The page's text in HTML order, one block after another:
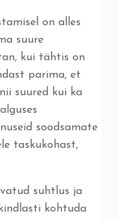
on alles
suure
kui tähtis on
parima, et
suured kui ka
soodsamate
taskukohast,
suhtlus ja
kohtuda